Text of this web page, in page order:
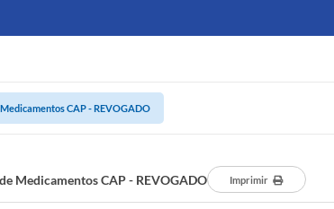
Medicamentos CAP - REVOGADO
Medicamentos CAP - REVOGADO Imprimir